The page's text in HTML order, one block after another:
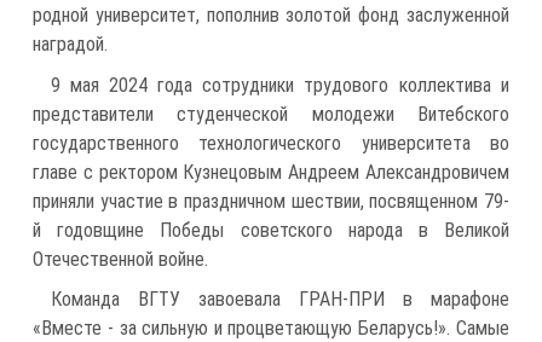
родной университет, пополнив золотой фонд заслуженной
наградой.
9 мая 2024 года сотрудники трудового коллектива и
представители студенческой молодежи Витебского
государственного технологического университета во
главе с ректором Кузнецовым Андреем Александровичем
приняли участие в праздничном шествии, посвященном 79-
й годовщине Победы советского народа в Великой
Отечественной войне.
Команда ВГТУ завоевала ГРАН-ПРИ в марафоне
«Вместе - за сильную и процветающую Беларусь!». Самые